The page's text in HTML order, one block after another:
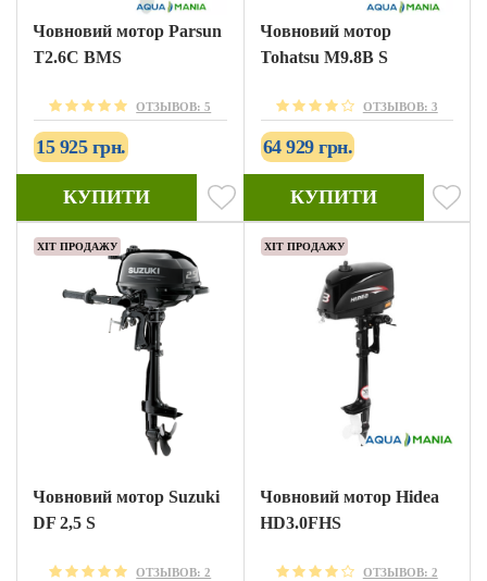
Човновий мотор Parsun
T2.6С BMS
ОТЗЫВОВ: 5
15 925 грн.
КУПИТИ
Човновий мотор
Tohatsu M9.8B S
ОТЗЫВОВ: 3
64 929 грн.
КУПИТИ
ХІТ ПРОДАЖУ
Човновий мотор Suzuki
DF 2,5 S
ОТЗЫВОВ: 2
ХІТ ПРОДАЖУ
Човновий мотор Hidea
HD3.0FHS
ОТЗЫВОВ: 2